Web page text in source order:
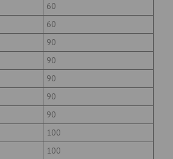
60
60
90
90
90
90
90
100
100